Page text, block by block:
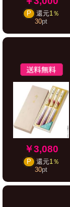
P 還元1％
30pt
￥3,080
P 還元1％
30pt